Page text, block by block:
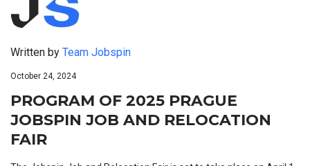
Written by Team Jobspin
October 24, 2024
PROGRAM OF 2025 PRAGUE
JOBSPIN JOB AND RELOCATION
FAIR